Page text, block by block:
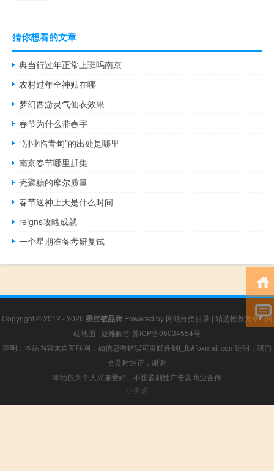
猜你想看的文章
典当行过年正常上班吗南京
农村过年全神贴在哪
梦幻西游灵气仙衣效果
春节为什么带春字
“别业临青甸”的出处是哪里
南京春节哪里赶集
壳聚糖的摩尔质量
春节送神上天是什么时间
reigns攻略成就
一个星期准备考研复试
Copyright © 2012 - 2026 蚕丝被品牌 Powered by 网站分类目录 | 精选推荐文章|网
站地图 | 疑难解答 苏ICP备05034554号
声明：本站内容来自互联网，如信息有错误可发邮件到f_fb#foxmail.com说明，我们
会及时纠正，谢谢
本站仅为个人兴趣爱好，不接盈利性广告及商业合作
小男孩